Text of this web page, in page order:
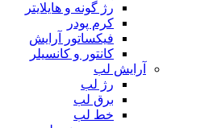
رژ گونه و هایلایتر
کرم پودر
فیکساتور آرایش
کانتور و کانسیلر
آرایش لب
رژ لب
برق لب
خط لب